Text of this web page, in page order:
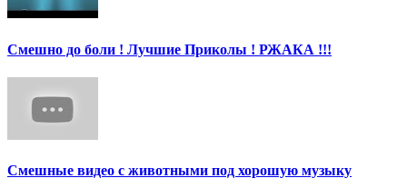
Смешно до боли ! Лучшие Приколы ! РЖАКА !!!
Смешные видео с животными под хорошую музыку